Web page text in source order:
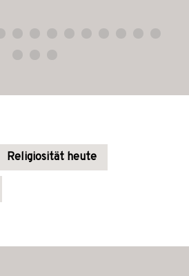
Religiosität heute